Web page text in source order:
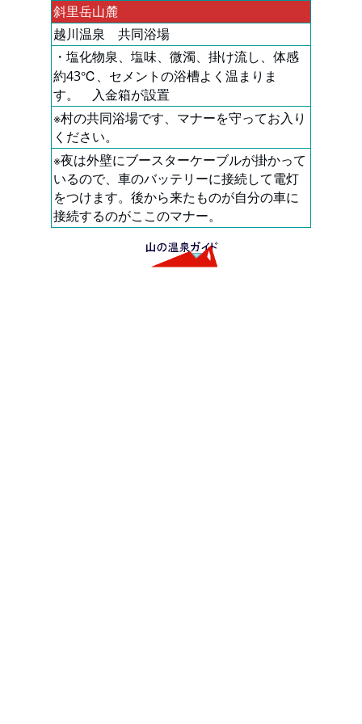
斜里岳山麓
越川温泉 共同浴場
・塩化物泉、塩味、微濁、掛け流し、体感
約43℃、セメントの浴槽よく温まりま
す。 入金箱が設置
※村の共同浴場です、マナーを守ってお入り
ください。
※夜は外壁にブースターケーブルが掛かって
いるので、車のバッテリーに接続して電灯
をつけます。後から来たものが自分の車に
接続するのがここのマナー。